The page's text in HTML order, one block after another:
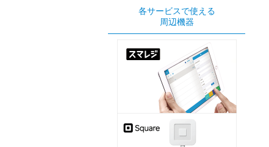
各サービスで使える
周辺機器